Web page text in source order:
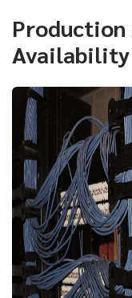
Availability